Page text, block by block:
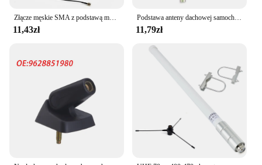
11,43zł
Podstawa anteny dachowej samochodu Wodoodporny, pojedynczy wzmocniony cokół Szeroki zasięg Praktyczny uchwyt montażowy Akcesoria
11,79zł